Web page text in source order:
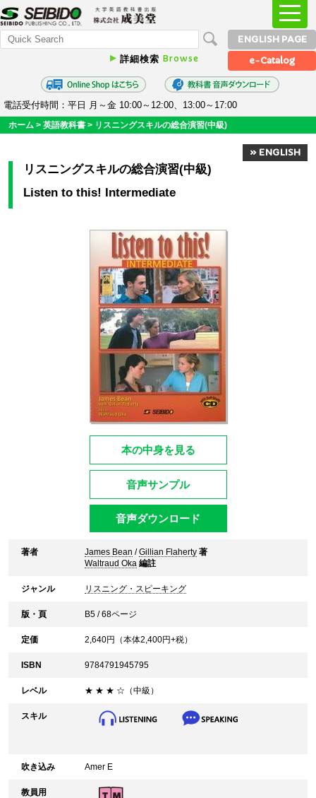
詳細検索 Browse
ENGLISH PAGE
e-Catalog
電話受付時間：平日 月～金 10:00～12:00、13:00～17:00
ホーム > 英語教科書 > リスニングスキルの総合演習(中級)
» ENGLISH
リスニングスキルの総合演習(中級)
Listen to this! Intermediate
本の中身を見る
音声サンプル
音声ダウンロード
著者 James Bean /Gillian Flaherty 著
Waltraud Oka 編註
ジャンル リスニング・スピーキング
版・頁 B5 / 68ページ
定価 2,640円（本体2,400円+税）
ISBN 9784791945795
レベル ★ ★ ★ ☆（中級）
スキル
吹き込み Amer E
教員用